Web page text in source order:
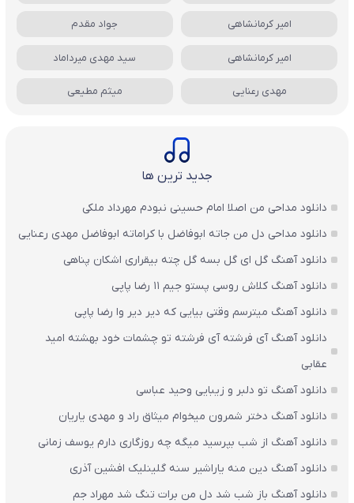
امیر کرمانشاهی جواد مقدم
امیر کرمانشاهی سید مهدی میرداماد
مهدی رعنایی میثم مطیعی
جدید ترین ها
دانلود مداحی من اصلا امام حسینی نبودم مهرداد ملکی
دانلود مداحی دل من جاته ابوفاضل با کراماته ابوفاضل مهدی رعنایی
دانلود آهنگ گل ای گل بسه گل چته بیقراری اشکان پناهی
دانلود آهنگ کلاش روسی پستو جیم ۱۱ رضا پاپی
دانلود آهنگ میترسم وقتی بیایی که دیر دیر وا رضا پاپی
دانلود آهنگ آی فرشته آی فرشته تو چشمات خود بهشته امید
عقابی
دانلود آهنگ تو دلبر و زیبایی وحید عباسی
دانلود آهنگ دختر شمرون میخوام میثاق راد و مهدی یاریان
دانلود آهنگ از شب بپرسید میگه چه روزگاری دارم یوسف زمانی
دانلود آهنگ دین منه یاراشیر سنه گلینلیک افشین آذری
دانلود آهنگ باز شب شد دل من برات تنگ شد مهراد جم